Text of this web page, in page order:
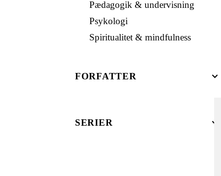
Pædagogik & undervisning
Psykologi
Spiritualitet & mindfulness
FORFATTER
SERIER